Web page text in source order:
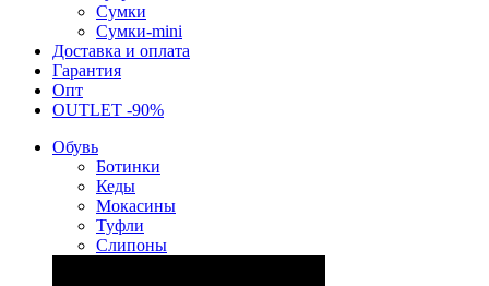
Сумки
Сумки-mini
Доставка и оплата
Гарантия
Опт
OUTLET -90%
Обувь
Ботинки
Кеды
Мокасины
Туфли
Слипоны